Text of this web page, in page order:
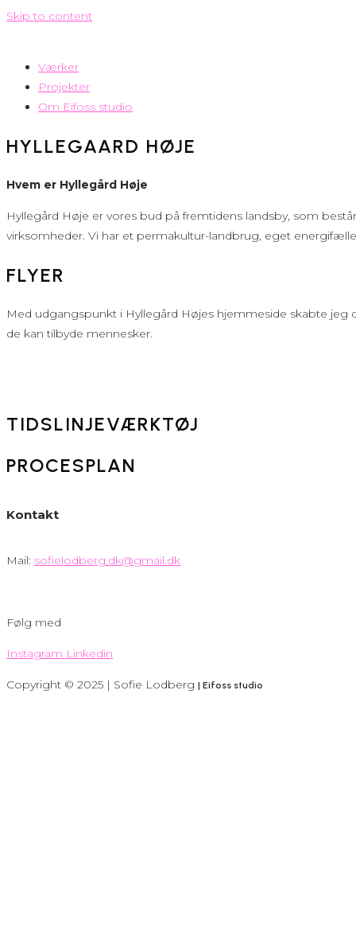
Skip to content
Værker
Projekter
Om Eifoss studio
HYLLEGAARD HØJE
Hvem er Hyllegård Høje
Hyllegård Høje er vores bud på fremtidens landsby, som
virksomheder. Vi har et permakultur-landbrug, eget
FLYER
Med udgangspunkt i Hyllegård Højes hjemmeside skabte
de kan tilbyde mennesker.
TIDSLINJEVÆRKTØJ
PROCESPLAN
Kontakt
Mail: sofielodberg.dk@gmail.dk
Følg med
Instagram Linkedin
Copyright © 2025 | Sofie Lodberg | Eifoss studio